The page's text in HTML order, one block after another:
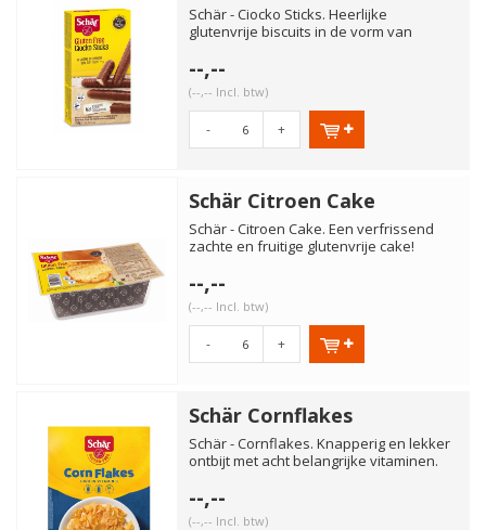
Schär - Ciocko Sticks. Heerlijke
glutenvrije biscuits in de vorm van
--,--
(--,-- Incl. btw)
- +
Schär Citroen Cake
Schär - Citroen Cake. Een verfrissend
zachte en fruitige glutenvrije cake!
--,--
(--,-- Incl. btw)
- +
Schär Cornflakes
Schär - Cornflakes. Knapperig en lekker
ontbijt met acht belangrijke vitaminen.
--,--
(--,-- Incl. btw)